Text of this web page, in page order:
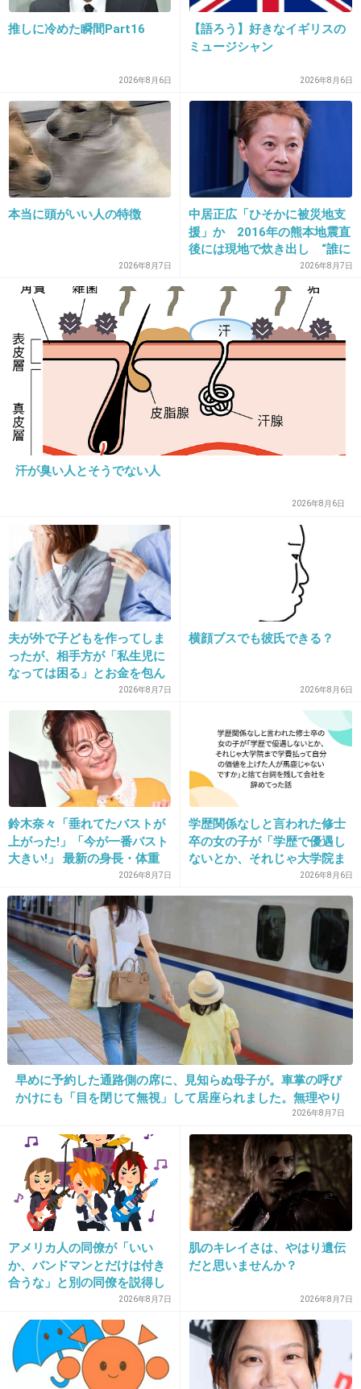
+7 -0
2013/01/21(月) 10:48:05
サンタフェ出した人と同一人物とは思えない
+15
確かにあの婚約不履行の頃から痩せたしすごく
老けたけど
お茶のCMとかいいなぁと思うよ
+49
2013/01/21(月) 10:48:23
反社会ドラマのどこがいいのか謎
-1
21. 匿名 2013/01/21(月) 10:48:25
＞＞３
でも、３９歳にしては綺麗だよ♪
22. 匿名 2013/01/21(月) 10:48:39
公の場にTPOをわきまえない服装で登場したりするから侮
れないｗ
+6 -1
藤木くん若すぎるね。40歳ってびっくりした。
+12
24. 匿名2013/01/21(月) 10:49:17
不倫ドラマ多すぎ・・・
フジテレビの昼ドラ『幸せの時間』、過激
すぎて苦情殺到
フジテレビの昼ドラ『幸せの時間』、過激すぎて苦情殺到NEWSポストセブ
ン｜過激昼ドラ『幸せの時間』苦情殺到で性描写が質・量とも減少昼ドラ
『幸せの時間』（フジテレビ系）は、11月5日の放送開始直後から瞬く間に
話題となった。 その濡れ場が、近年まれに見る過...
+6
25. 匿名2013/01/21(月) 10:49:31
デビューした頃は可愛かったよね
+19
推しに冷めた瞬間Part16
2026年8月6日
【語ろう】好きなイギリスの
ミュージシャン
2026年8月6日
本当に頭がいい人の特徴
2026年8月7日
中居正広「ひそかに被災地支
援」か 2016年の熊本地震直
後には現地で炊き出し “誰に
も知られなくて良い”と、むし
ろ強まる福祉活動への思い
2026年8月7日
汗が臭い人とそうでない人
2026年8月6日
夫が外で子どもを作ってしま
ったが、相手方が「私生児に
なっては困る」とお金を包ん
で頭を下げに来ても応じず、
晩年まで離婚に応じなかった
親戚の話→「一生復讐にな
る」「これ本人幸せなの？」
2026年8月7日
横顔ブスでも彼氏できる？
2026年8月6日
鈴木奈々「垂れてたバストが
上がった!」「今が一番バスト
大きい!」 最新の身長・体重
2026年8月7日
学歴関係なしと言われた修士
卒の女の子が「学歴で優遇し
ないとか、それじゃ大学院ま
で学費払って自分の価値を上
げた人が馬鹿じゃないです
か」と捨て台詞を残し会社を
2026年8月6日
早めに予約した通路側の席に、見知らぬ母子が。車掌の呼び
かけにも「目を閉じて無視」して居座られました。無理やり
奪われた席は、結局“やったもん勝ち”になってしまうのでし
ょうか？
2026年8月7日
アメリカ人の同僚が「いい
か、バンドマンとだけは付き
合うな」と別の同僚を説得し
ており、そこにフランス人と
イタリア人も参戦した結果こ
うなった
2026年8月7日
肌のキレイさは、やはり遺伝
だと思いませんか？
2026年8月7日